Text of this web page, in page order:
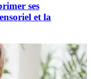
ses
et la